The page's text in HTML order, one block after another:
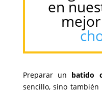
en
mejor
Preparar un batido
sencillo, sino